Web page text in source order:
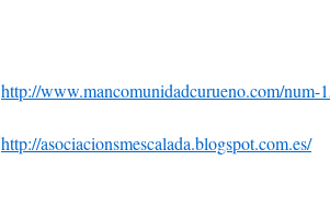
http://www.mancomunidadcurueno.com/
http://asociacionsmescalada.blogspot.com.es/